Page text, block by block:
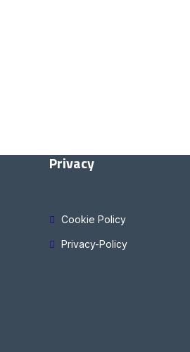
Privacy
Cookie Policy
Privacy-Policy